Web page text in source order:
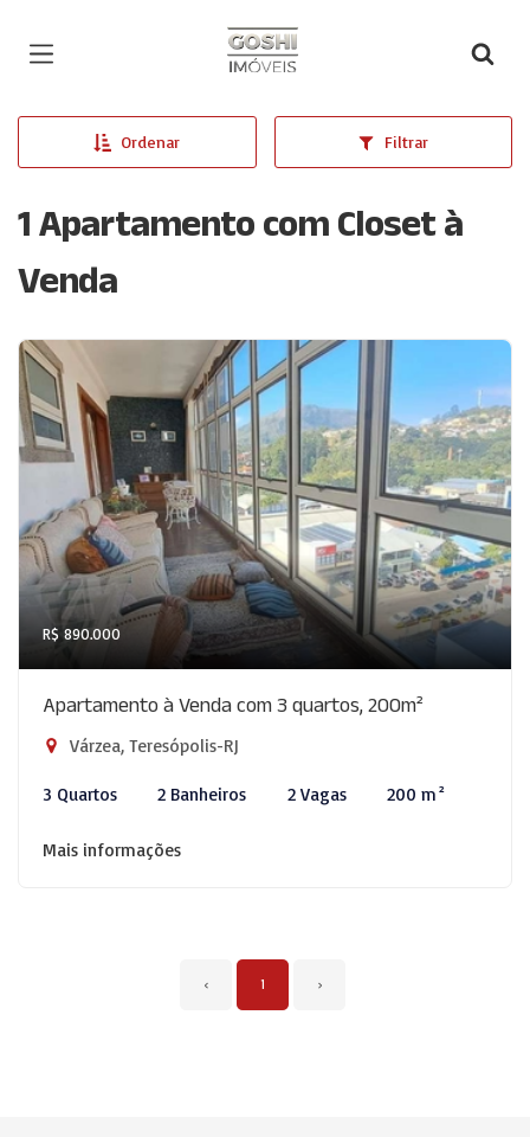
Página inicial
Ordenar Filtrar
1 Apartamento com Closet à
Venda
R$ 890.000
Apartamento à Venda com 3 quartos, 200m²
Várzea, Teresópolis-RJ
3 Quartos 2 Banheiros 2 Vagas 200 m²
Mais informações
‹ 1 ›